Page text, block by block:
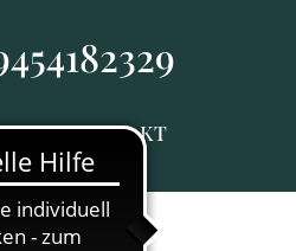
KONTAKT